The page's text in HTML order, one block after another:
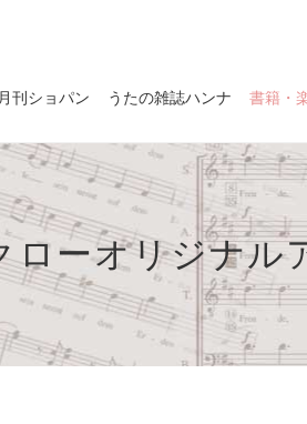
月刊ショパン うたの雑誌ハンナ 書籍・
ローオリジナル